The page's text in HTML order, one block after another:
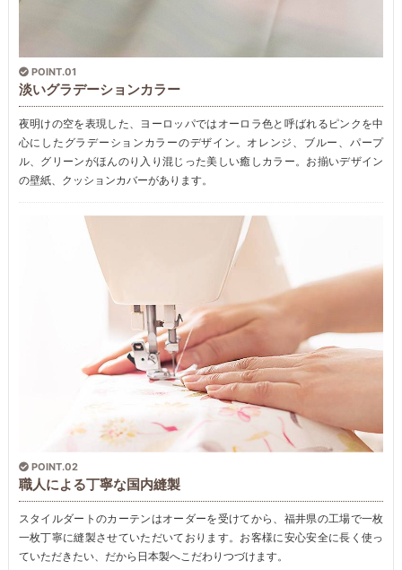
POINT.01
淡いグラデーションカラー
夜明けの空を表現した、ヨーロッパではオーロラ色と呼ばれるピンクを中
心にしたグラデーションカラーのデザイン。オレンジ、ブルー、パープ
ル、グリーンがほんのり入り混じった美しい癒しカラー。お揃いデザイン
の壁紙、クッションカバーがあります。
POINT.02
職人による丁寧な国内縫製
スタイルダートのカーテンはオーダーを受けてから、福井県の工場で一枚
一枚丁寧に縫製させていただいております。お客様に安心安全に長く使っ
ていただきたい、だから日本製へこだわりつづけます。